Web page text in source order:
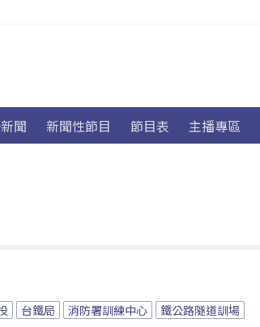
聞 新聞性節目 節目表 主播專區
台鐵局 消防署訓練中心 鐵公路隧道訓場